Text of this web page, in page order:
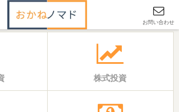
」と「おかね」の基本バイブル
株式投資
お問い合わせ